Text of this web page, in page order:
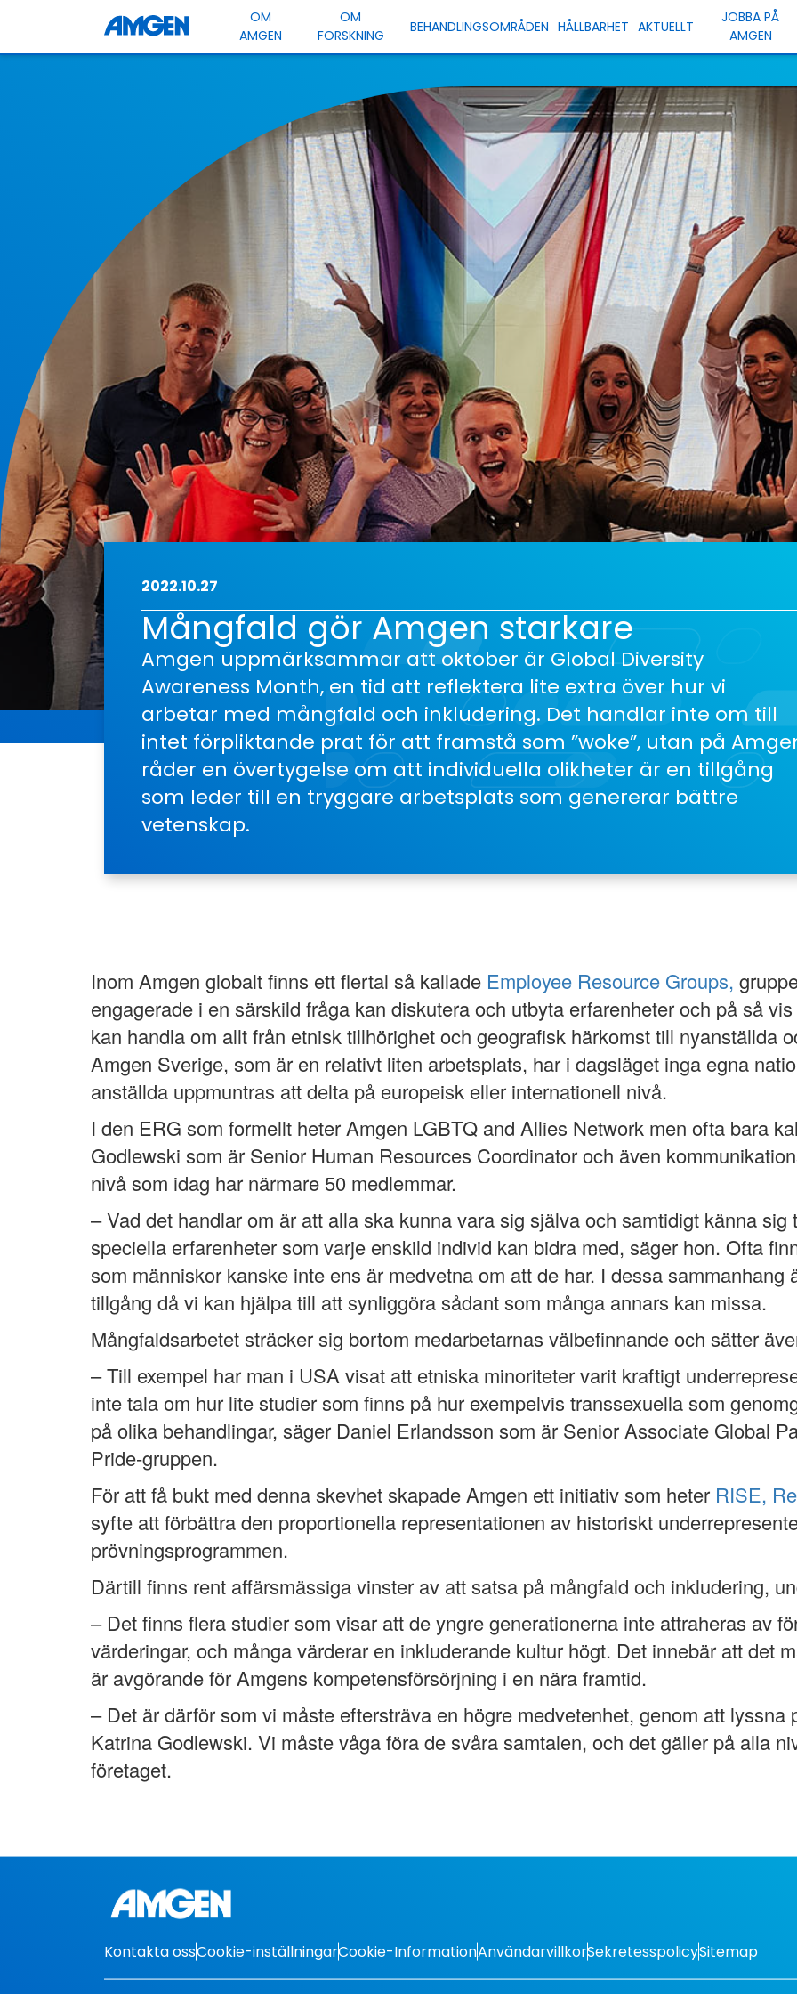
OM
AMGEN
OM
FORSKNING
BEHANDLINGSOMRÅDEN HÅLLBARHET AKTUELLT
JOBBA PÅ
AMGEN
2022.10.27
Mångfald gör Amgen starkare
Amgen uppmärksammar att oktober är Global Diversity
Awareness Month, en tid att reflektera lite extra över hur vi
arbetar med mångfald och inkludering. Det handlar inte om till
intet förpliktande prat för att framstå som ”woke”, utan på
råder en övertygelse om att individuella olikheter är en tillgång
som leder till en tryggare arbetsplats som genererar bättre
vetenskap.
Inom Amgen globalt finns ett flertal så kallade Employee Resource Groups,
engagerade i en särskild fråga kan diskutera och utbyta erfarenheter och på så
kan handla om allt från etnisk tillhörighet och geografisk härkomst till nyanställda
Amgen Sverige, som är en relativt liten arbetsplats, har i dagsläget inga egna
anställda uppmuntras att delta på europeisk eller internationell nivå.
I den ERG som formellt heter Amgen LGBTQ and Allies Network men ofta bara
Godlewski som är Senior Human Resources Coordinator och även
nivå som idag har närmare 50 medlemmar.
– Vad det handlar om är att alla ska kunna vara sig själva och samtidigt känna
speciella erfarenheter som varje enskild individ kan bidra med, säger hon. Ofta
som människor kanske inte ens är medvetna om att de har. I dessa sammanhang
tillgång då vi kan hjälpa till att synliggöra sådant som många annars kan missa.
Mångfaldsarbetet sträcker sig bortom medarbetarnas välbefinnande och sätter
– Till exempel har man i USA visat att etniska minoriteter varit kraftigt
inte tala om hur lite studier som finns på hur exempelvis transsexuella som
på olika behandlingar, säger Daniel Erlandsson som är Senior Associate Global
Pride-gruppen.
För att få bukt med denna skevhet skapade Amgen ett initiativ som heter RISE,
syfte att förbättra den proportionella representationen av historiskt
prövningsprogrammen.
Därtill finns rent affärsmässiga vinster av att satsa på mångfald och inkludering,
– Det finns flera studier som visar att de yngre generationerna inte attraheras av
värderingar, och många värderar en inkluderande kultur högt. Det innebär att det
är avgörande för Amgens kompetensförsörjning i en nära framtid.
– Det är därför som vi måste eftersträva en högre medvetenhet, genom att lyssna
Katrina Godlewski. Vi måste våga föra de svåra samtalen, och det gäller på alla
företaget.
Kontakta ossCookie-inställningarCookie-InformationAnvändarvillkorSekretesspolicySitemap